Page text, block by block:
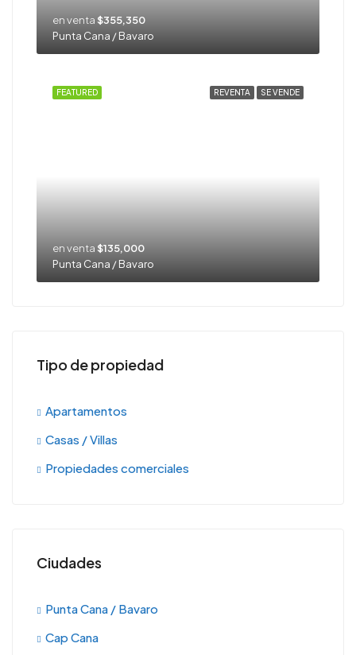
en venta $355,350
Punta Cana / Bavaro
REVENTA SE VENDE
FEATURED
en venta $135,000
Punta Cana / Bavaro
Tipo de propiedad
Apartamentos
Casas / Villas
Propiedades comerciales
Ciudades
Punta Cana / Bavaro
Cap Cana